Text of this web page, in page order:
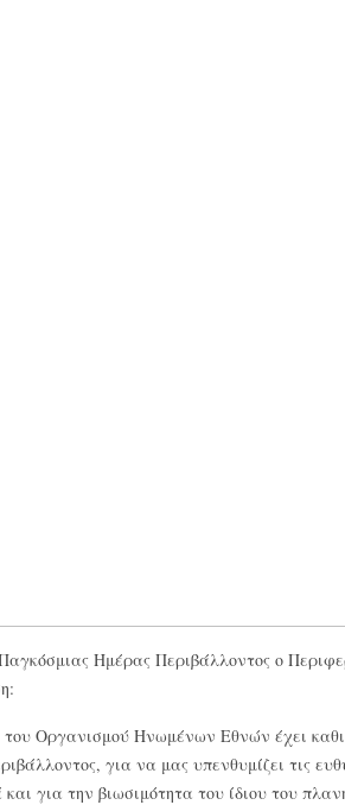
Ημέρας Περιβάλλοντος ο
Οργανισμού Ηνωμένων Εθνών έχει
για να μας υπενθυμίζει τις
για την βιωσιμότητα του ίδιου του